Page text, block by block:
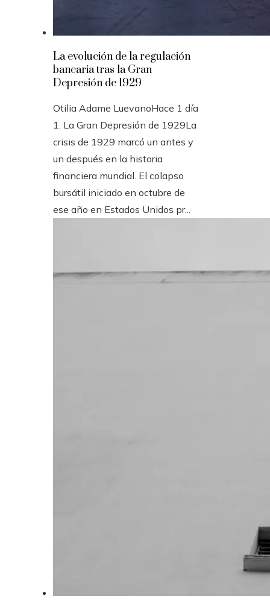
La evolución de la regulación
bancaria tras la Gran
Depresión de 1929
Otilia Adame LuevanoHace 1 día
1. La Gran Depresión de 1929La
crisis de 1929 marcó un antes y
un después en la historia
financiera mundial. El colapso
bursátil iniciado en octubre de
ese año en Estados Unidos pr...